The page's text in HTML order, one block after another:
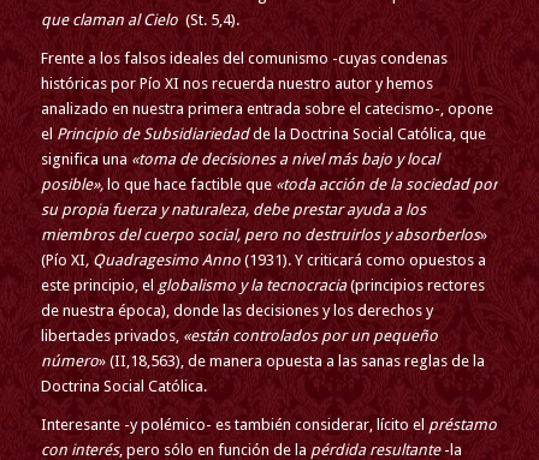
que claman al Cielo(St. 5,4).
Frente a los falsos ideales del comunismo -cuyas condenas
históricas por Pío XI nos recuerda nuestro autor y hemos
analizado en nuestra primera entrada sobre el catecismo-, opone
el Principio de Subsidiariedadde la Doctrina Social Católica, que
significa una «toma de decisiones a nivel más bajo y local
posible»,lo que hace factible que «toda acción de la sociedad por
su propia fuerza y naturaleza, debe prestar ayuda a los
miembros del cuerpo social, pero no destruirlos y absorberlos»
(Pío XI, Quadragesimo Anno (1931). Y criticará como opuestos a
este principio, el globalismo y la tecnocracia(principios rectores
de nuestra época), donde las decisiones y los derechos y
libertades privados, «están controlados por un pequeño
número» (II,18,563), de manera opuesta a las sanas reglas de la
Doctrina Social Católica.
Interesante -y polémico- es también considerar, lícito el préstamo
con interés, pero sólo en función de la pérdida resultante-la